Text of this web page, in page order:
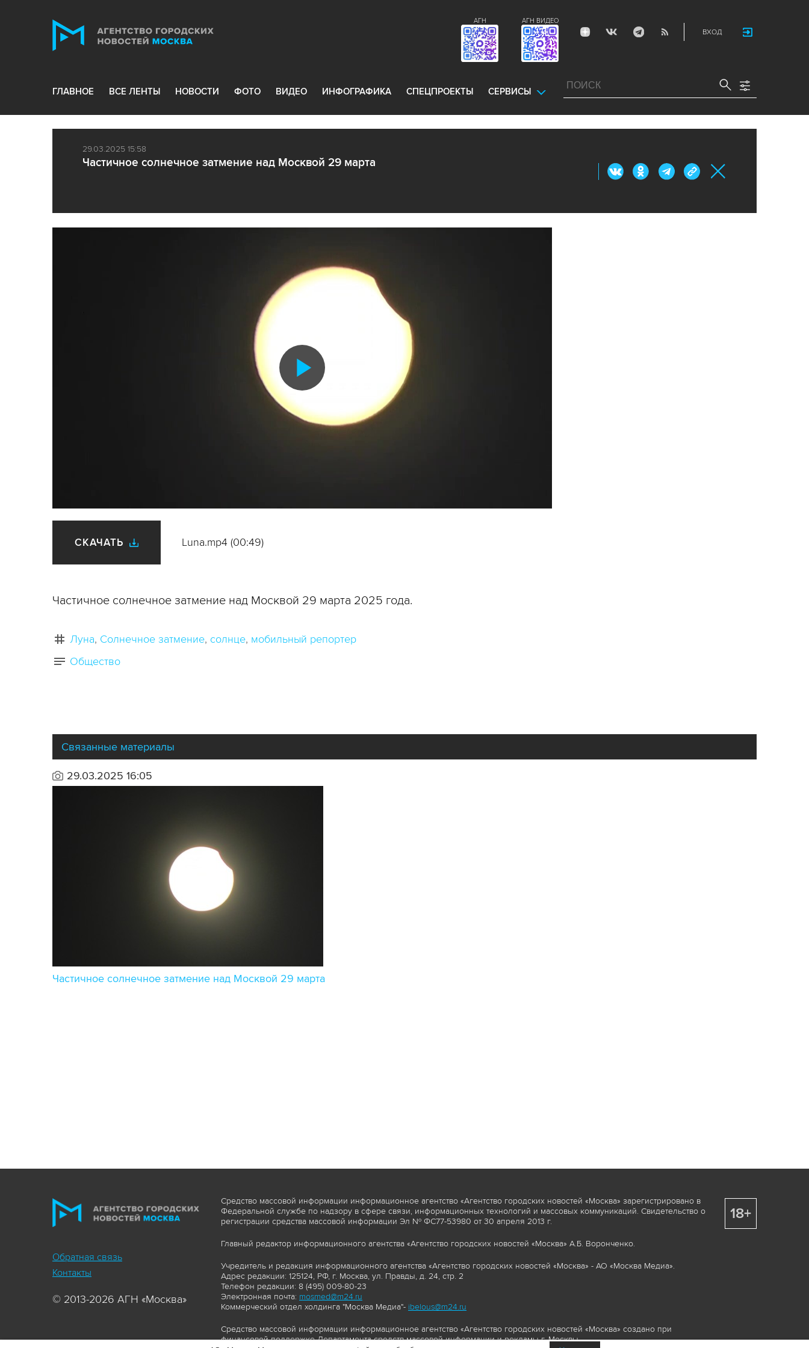
ВХОД
АГН ВИДЕО
АГН
ГЛАВНОЕ ВСЕ ЛЕНТЫ НОВОСТИ ФОТО ВИДЕО ИНФОГРАФИКА СПЕЦПРОЕКТЫ СЕРВИСЫ
29.03.2025 15:58
Частичное солнечное затмение над Москвой 29 марта
Воспроизвести
видео
СКАЧАТЬ Luna.mp4 (00:49)
Частичное солнечное затмение над Москвой 29 марта 2025 года.
Луна Солнечное затмение солнце мобильный репортер
Общество
Связанные материалы
29.03.2025 16:05
Частичное солнечное затмение над Москвой 29 марта
Обратная связь
Контакты
© 2013-2026 АГН «Москва»
Средство массовой информации информационное агентство «Агентство городских новостей «Москва» зарегистрировано в
Федеральной службе по надзору в сфере связи, информационных технологий и массовых коммуникаций. Свидетельство о
регистрации средства массовой информации Эл № ФС77-53980 от 30 апреля 2013 г.
Главный редактор информационного агентства «Агентство городских новостей «Москва» А.Б. Воронченко.
Учредитель и редакция информационного агентства «Агентство городских новостей «Москва» - АО «Москва Медиа».
Адрес редакции: 125124, РФ, г. Москва, ул. Правды, д. 24, стр. 2
Телефон редакции: 8 (495) 009-80-23
Электронная почта: mosmed@m24.ru
Коммерческий отдел холдинга "Москва Медиа"- ibelous@m24.ru
Средство массовой информации информационное агентство «Агентство городских новостей «Москва» создано при
финансовой поддержке Департамента средств массовой информации и рекламы г. Москвы.
18+